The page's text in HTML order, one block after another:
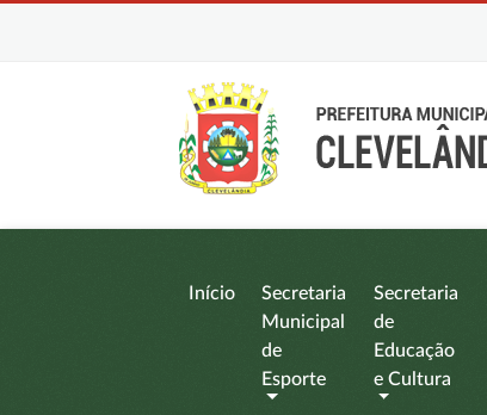
Início
Secretaria
Municipal
de
Esporte
Secretaria
de
Educação
e Cultura